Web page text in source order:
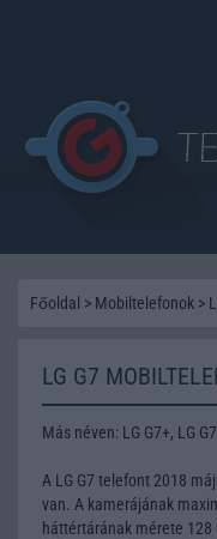
Főoldal > Mobiltelefonok >
LG G7
Más néven: LG G7+, LG
A LG G7 telefont 2018
van. A kamerájának
háttértárának mérete